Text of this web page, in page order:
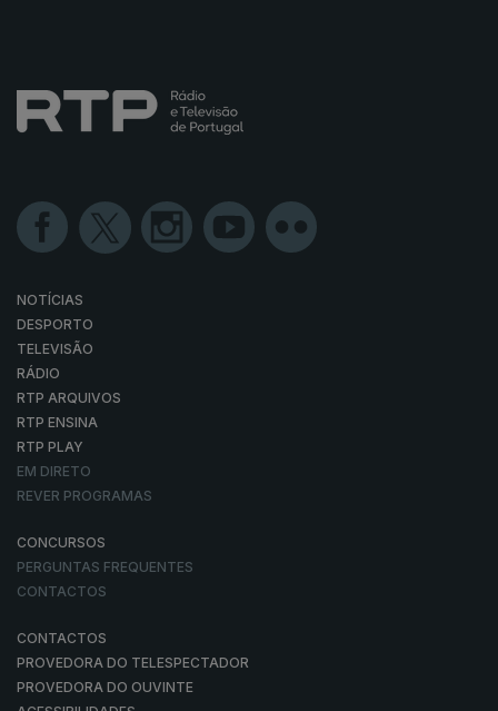
NOTÍCIAS
DESPORTO
TELEVISÃO
RÁDIO
RTP ARQUIVOS
RTP ENSINA
RTP PLAY
EM DIRETO
REVER PROGRAMAS
CONCURSOS
PERGUNTAS FREQUENTES
CONTACTOS
CONTACTOS
PROVEDORA DO TELESPECTADOR
PROVEDORA DO OUVINTE